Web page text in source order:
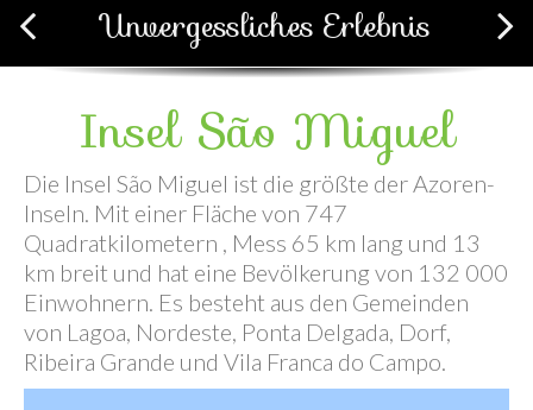
Einfach, komfortabel und
gemütlich
Insel São Miguel
Die Insel São Miguel ist die größte der Azoren-
Inseln. Mit einer Fläche von 747
Quadratkilometern , Mess 65 km lang und 13
km breit und hat eine Bevölkerung von 132 000
Einwohnern. Es besteht aus den Gemeinden
von Lagoa, Nordeste, Ponta Delgada, Dorf,
Ribeira Grande und Vila Franca do Campo.